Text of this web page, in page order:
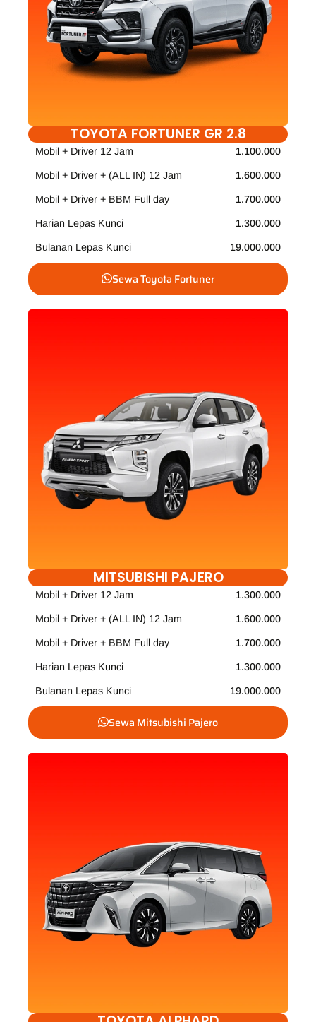
TOYOTA FORTUNER GR 2.8
Mobil + Driver 12 Jam 1.100.000
Mobil + Driver + (ALL IN) 12 Jam 1.600.000
Mobil + Driver + BBM Full day 1.700.000
Harian Lepas Kunci 1.300.000
Bulanan Lepas Kunci 19.000.000
Sewa Toyota Fortuner
MITSUBISHI PAJERO
Mobil + Driver 12 Jam 1.300.000
Mobil + Driver + (ALL IN) 12 Jam 1.600.000
Mobil + Driver + BBM Full day 1.700.000
Harian Lepas Kunci 1.300.000
Bulanan Lepas Kunci 19.000.000
Sewa Mitsubishi Pajero